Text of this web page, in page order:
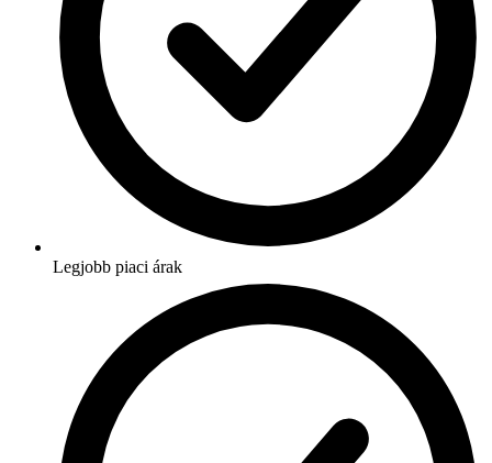
Legjobb piaci árak